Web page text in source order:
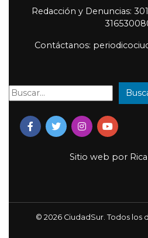
Redacción y Denuncias:
Contáctanos:
Buscar:
Sitio web por
© 2026 CiudadSur. Todos los